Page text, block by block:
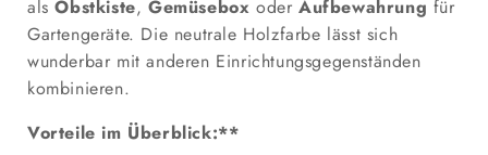
alsObstkiste,Gemüsebox oderAufbewahrung für
Gartengeräte. Die neutrale Holzfarbe lässt sich
wunderbar mit anderen Einrichtungsgegenständen
kombinieren.
Vorteile im Überblick:**